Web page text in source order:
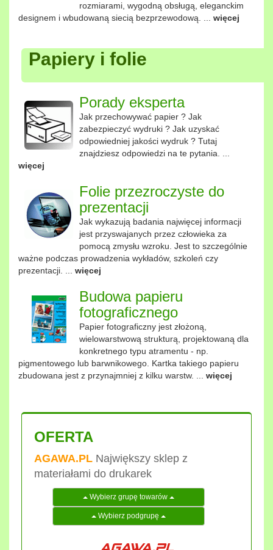
rozmiarami, wygodną obsługą, eleganckim
designem i wbudowaną siecią bezprzewodową. ... więcej
Papiery i folie
Porady eksperta
Jak przechowywać papier ? Jak
zabezpieczyć wydruki ? Jak uzyskać
odpowiedniej jakości wydruk ? Tutaj
znajdziesz odpowiedzi na te pytania. ...
więcej
Folie przezroczyste do
prezentacji
Jak wykazują badania najwięcej informacji
jest przyswajanych przez człowieka za
pomocą zmysłu wzroku. Jest to szczególnie
ważne podczas prowadzenia wykładów, szkoleń czy
prezentacji. ... więcej
Budowa papieru
fotograficznego
Papier fotograficzny jest złożoną,
wielowarstwową strukturą, projektowaną dla
konkretnego typu atramentu - np.
pigmentowego lub barwnikowego. Kartka takiego papieru
zbudowana jest z przynajmniej z kilku warstw. ... więcej
OFERTA
AGAWA.PL Największy sklep z
materiałami do drukarek
Wybierz grupę towarów
Wybierz podgrupę